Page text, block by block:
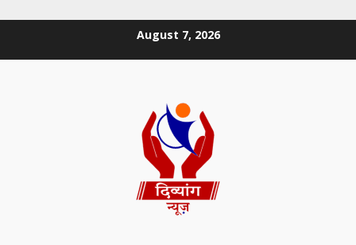
August 7, 2026